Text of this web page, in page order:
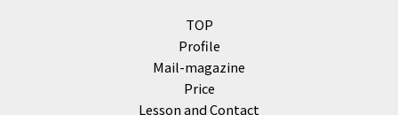
TOP
Profile
Mail-magazine
Price
Lesson and Contact